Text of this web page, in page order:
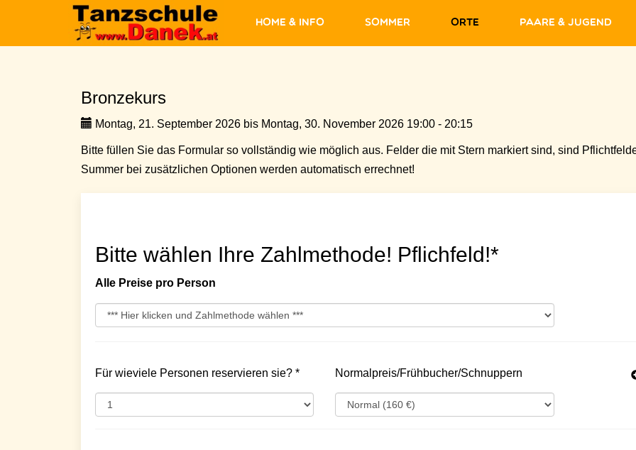
Home & Info Sommer Orte Paare & Jugend
Bronzekurs
Montag, 21. September 2026 bis Montag, 30. November 2026 19:00 - 20:15
Bitte füllen Sie das Formular so vollständig wie möglich aus. Felder die mit Stern markiert sind, sind
Summer bei zusätzlichen Optionen werden automatisch errechnet!
Bitte wählen Ihre Zahlmethode! Pflichfeld!*
Alle Preise pro Person
Für wieviele Personen reservieren sie? * Normalpreis/Frühbucher/Schnuppern